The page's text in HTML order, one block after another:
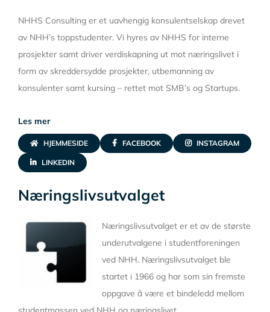
NHHS Consulting er et uavhengig konsulentselskap drevet
av NHH’s toppstudenter. Vi hyres av NHHS for interne
prosjekter samt driver verdiskapning ut mot næringslivet i
form av skreddersydde prosjekter, utbemanning av
konsulenter samt kursing – rettet mot SMB’s og Startups.
Les mer
HJEMMESIDE FACEBOOK INSTAGRAM
LINKEDIN
Næringslivsutvalget
Næringslivsutvalget er et av de største
underutvalgene i studentforeningen
ved NHH. Næringslivsutvalget ble
startet i 1966 og har som sin fremste
oppgave å være et bindeledd mellom